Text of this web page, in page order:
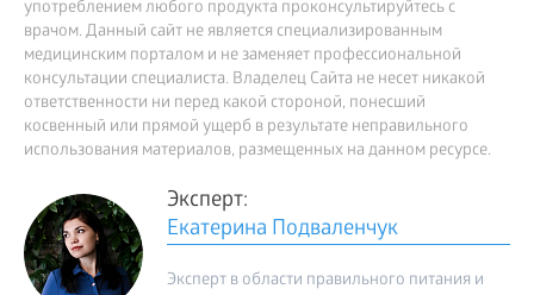
употреблением любого продукта проконсультируйтесь с
врачом. Данный сайт не является специализированным
медицинским порталом и не заменяет профессиональной
консультации специалиста. Владелец Сайта не несет никакой
ответственности ни перед какой стороной, понесший
косвенный или прямой ущерб в результате неправильного
использования материалов, размещенных на данном ресурсе.
Эксперт:
Екатерина Подваленчук
Эксперт в области правильного питания и